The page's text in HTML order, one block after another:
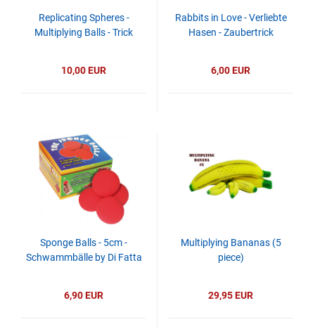
Replicating Spheres -
Multiplying Balls - Trick
10,00 EUR
Rabbits in Love - Verliebte
Hasen - Zaubertrick
6,00 EUR
Sponge Balls - 5cm -
Schwammbälle by Di Fatta
6,90 EUR
Multiplying Bananas (5
piece)
29,95 EUR